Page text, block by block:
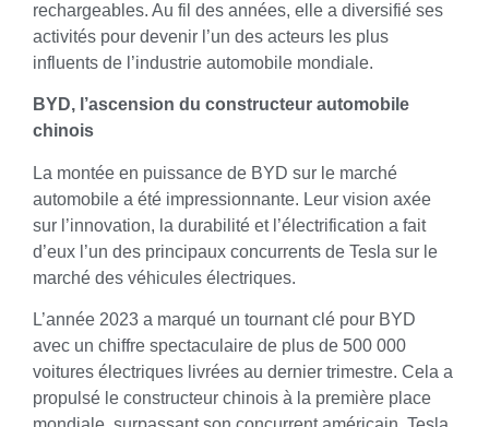
rechargeables. Au fil des années, elle a diversifié ses
activités pour devenir l’un des acteurs les plus
influents de l’industrie automobile mondiale.
BYD, l’ascension du constructeur automobile
chinois
La montée en puissance de BYD sur le marché
automobile a été impressionnante. Leur vision axée
sur l’innovation, la durabilité et l’électrification a fait
d’eux l’un des principaux concurrents de Tesla sur le
marché des véhicules électriques.
L’année 2023 a marqué un tournant clé pour BYD
avec un chiffre spectaculaire de plus de 500 000
voitures électriques livrées au dernier trimestre. Cela a
propulsé le constructeur chinois à la première place